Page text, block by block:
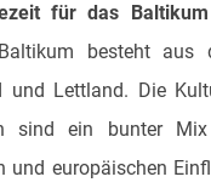
für das Baltikum
besteht aus
und Lettland. Die
sind ein bunter Mix
und europäischen